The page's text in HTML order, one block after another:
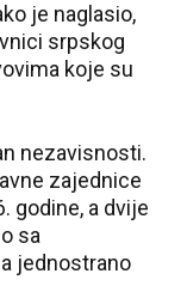
je naglasio,
srpskog
koje su
nezavisnosti.
zajednice
godine, a dvije
sa
jednostrano